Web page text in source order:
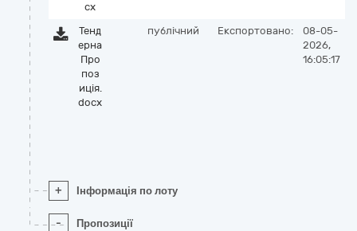
cx
Тенд
ерна
Про
поз
иція.
docx
публічний Експортовано:
08-05-
2026,
16:05:17
+ Інформація по лоту
- Пропозиції